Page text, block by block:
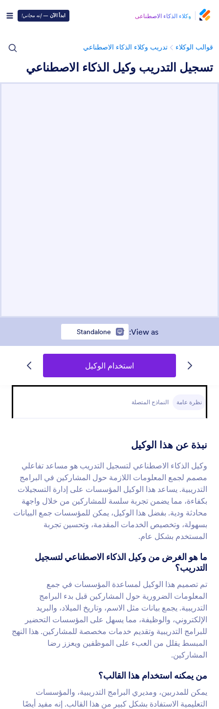
وكلاء الذكاء الاصطناعي ابدأ الآن —إنه مجاني!
قوالب الوكلاء تدريب وكلاء الذكاء الاصطناعي
تسجيل التدريب وكيل الذكاء الاصطناعي
View as
:
Standalone
استخدام الوكيل
نظرة عامة النماذج المتصلة
نبذة عن هذا الوكيل
وكيل الذكاء الاصطناعي لتسجيل التدريب هو مساعد تفاعلي
مصمم لجمع المعلومات اللازمة حول المشاركين في البرامج
التدريبية. يساعد هذا الوكيل المؤسسات على إدارة التسجيلات
بكفاءة، مما يضمن تجربة سلسة للمشاركين من خلال واجهة
محادثة ودية. بفضل هذا الوكيل، يمكن للمؤسسات جمع البيانات
بسهولة، وتخصيص الخدمات المقدمة، وتحسين تجربة
المستخدم بشكل عام.
ما هو الغرض من وكيل الذكاء الاصطناعي لتسجيل
التدريب؟
تم تصميم هذا الوكيل لمساعدة المؤسسات في جمع
المعلومات الضرورية حول المشاركين قبل بدء البرامج
التدريبية. يجمع بيانات مثل الاسم، وتاريخ الميلاد، والبريد
الإلكتروني، والوظيفة، مما يسهل على المؤسسات التحضير
للبرامج التدريبية وتقديم خدمات مخصصة للمشاركين. هذا النهج
المبسط يقلل من العبء على الموظفين ويعزز رضا
المشاركين.
من يمكنه استخدام هذا القالب؟
يمكن للمدربين، ومديري البرامج التدريبية، والمؤسسات
التعليمية الاستفادة بشكل كبير من هذا القالب. إنه مفيد أيضًا